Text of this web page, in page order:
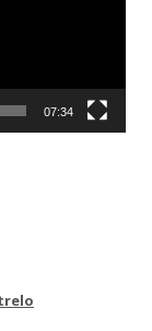
07:34